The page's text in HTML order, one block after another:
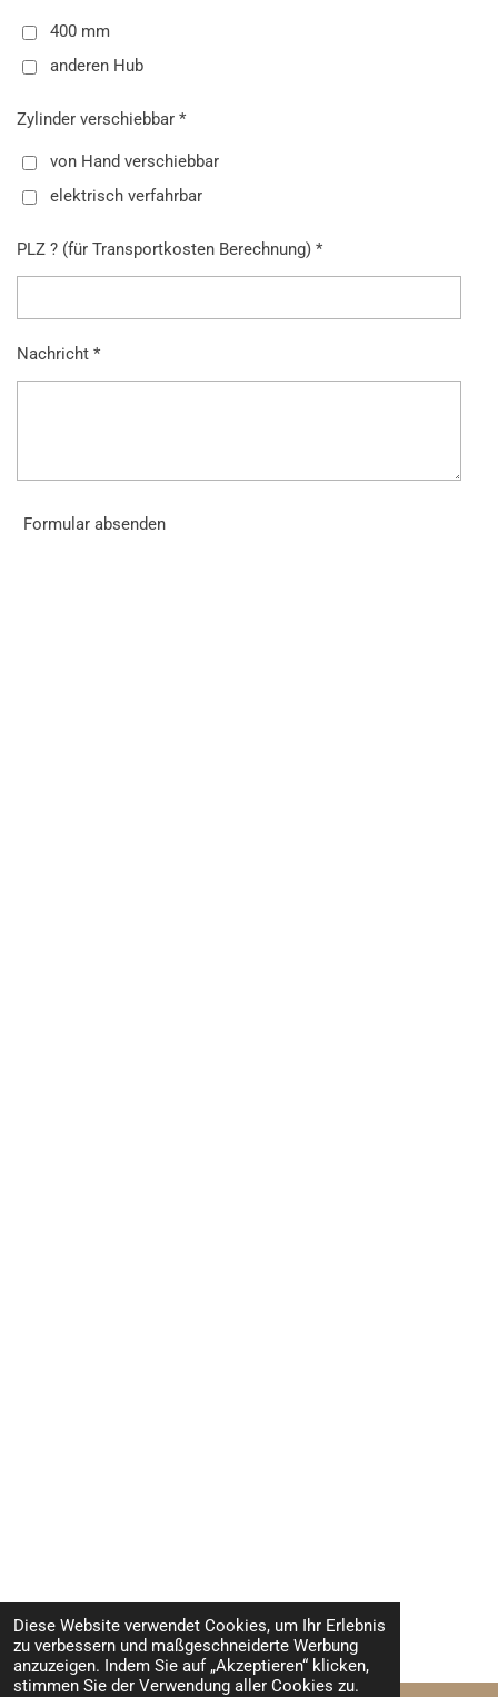
Diese Website verwendet Cookies, um Ihr Erlebnis
zu verbessern und maßgeschneiderte Werbung
anzuzeigen. Indem Sie auf „Akzeptieren“ klicken,
stimmen Sie der Verwendung aller Cookies zu.
400 mm
anderen Hub
Zylinder verschiebbar *
von Hand verschiebbar
elektrisch verfahrbar
PLZ ? (für Transportkosten Berechnung) *
Nachricht *
Formular absenden